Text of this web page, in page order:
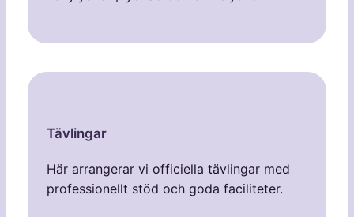
Tävlingar
Här arrangerar vi officiella tävlingar med
professionellt stöd och goda faciliteter.